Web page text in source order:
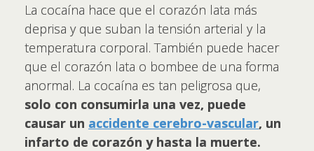
La cocaína hace que el corazón lata más
deprisa y que suban la tensión arterial y la
temperatura corporal. También puede hacer
que el corazón lata o bombee de una forma
anormal. La cocaína es tan peligrosa que,
solo con consumirla una vez, puede
causar un accidente cerebro-vascular, un
infarto de corazón y hasta la muerte.